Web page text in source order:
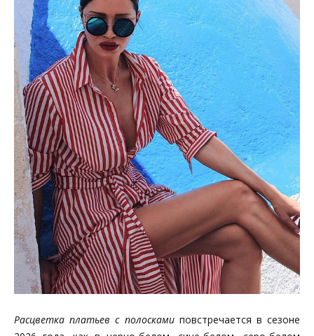
Расцветка платьев с полосками повстречается в сезоне